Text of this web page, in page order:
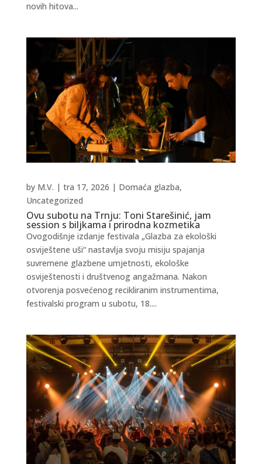
novih hitova...
Ovu subotu na Trnju: Toni Starešinić, jam
session s biljkama i prirodna kozmetika
by M.V. | tra 17, 2026 | Domaća glazba,
Uncategorized
Ovogodišnje izdanje festivala „Glazba za ekološki
osviještene uši“ nastavlja svoju misiju spajanja
suvremene glazbene umjetnosti, ekološke
osviještenosti i društvenog angažmana. Nakon
otvorenja posvećenog recikliranim instrumentima,
festivalski program u subotu, 18....